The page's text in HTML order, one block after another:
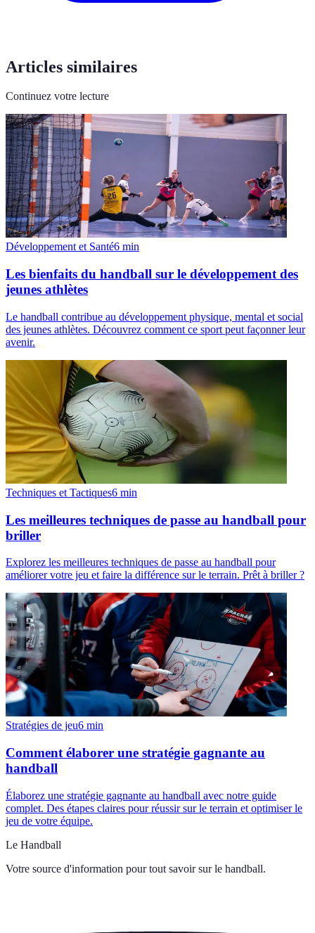
Articles similaires
Continuez votre lecture
Développement et Santé6 min
Les bienfaits du handball sur le développement des
jeunes athlètes
Le handball contribue au développement physique, mental et social
des jeunes athlètes. Découvrez comment ce sport peut façonner leur
avenir.
Techniques et Tactiques6 min
Les meilleures techniques de passe au handball pour
briller
Explorez les meilleures techniques de passe au handball pour
améliorer votre jeu et faire la différence sur le terrain. Prêt à briller ?
Stratégies de jeu6 min
Comment élaborer une stratégie gagnante au
handball
Élaborez une stratégie gagnante au handball avec notre guide
complet. Des étapes claires pour réussir sur le terrain et optimiser le
jeu de votre équipe.
Le Handball
Votre source d'information pour tout savoir sur le handball.